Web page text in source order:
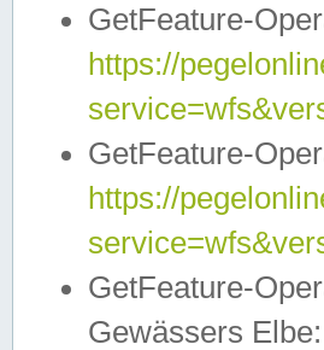
GetFeature-
https://
GetFeature-
https://
GetFeature-
Gewässers Elbe: